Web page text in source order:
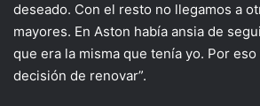
deseado. Con el resto no llegamos a
mayores. En Aston había ansia de
que era la misma que tenía yo. Por
decisión de renovar”.